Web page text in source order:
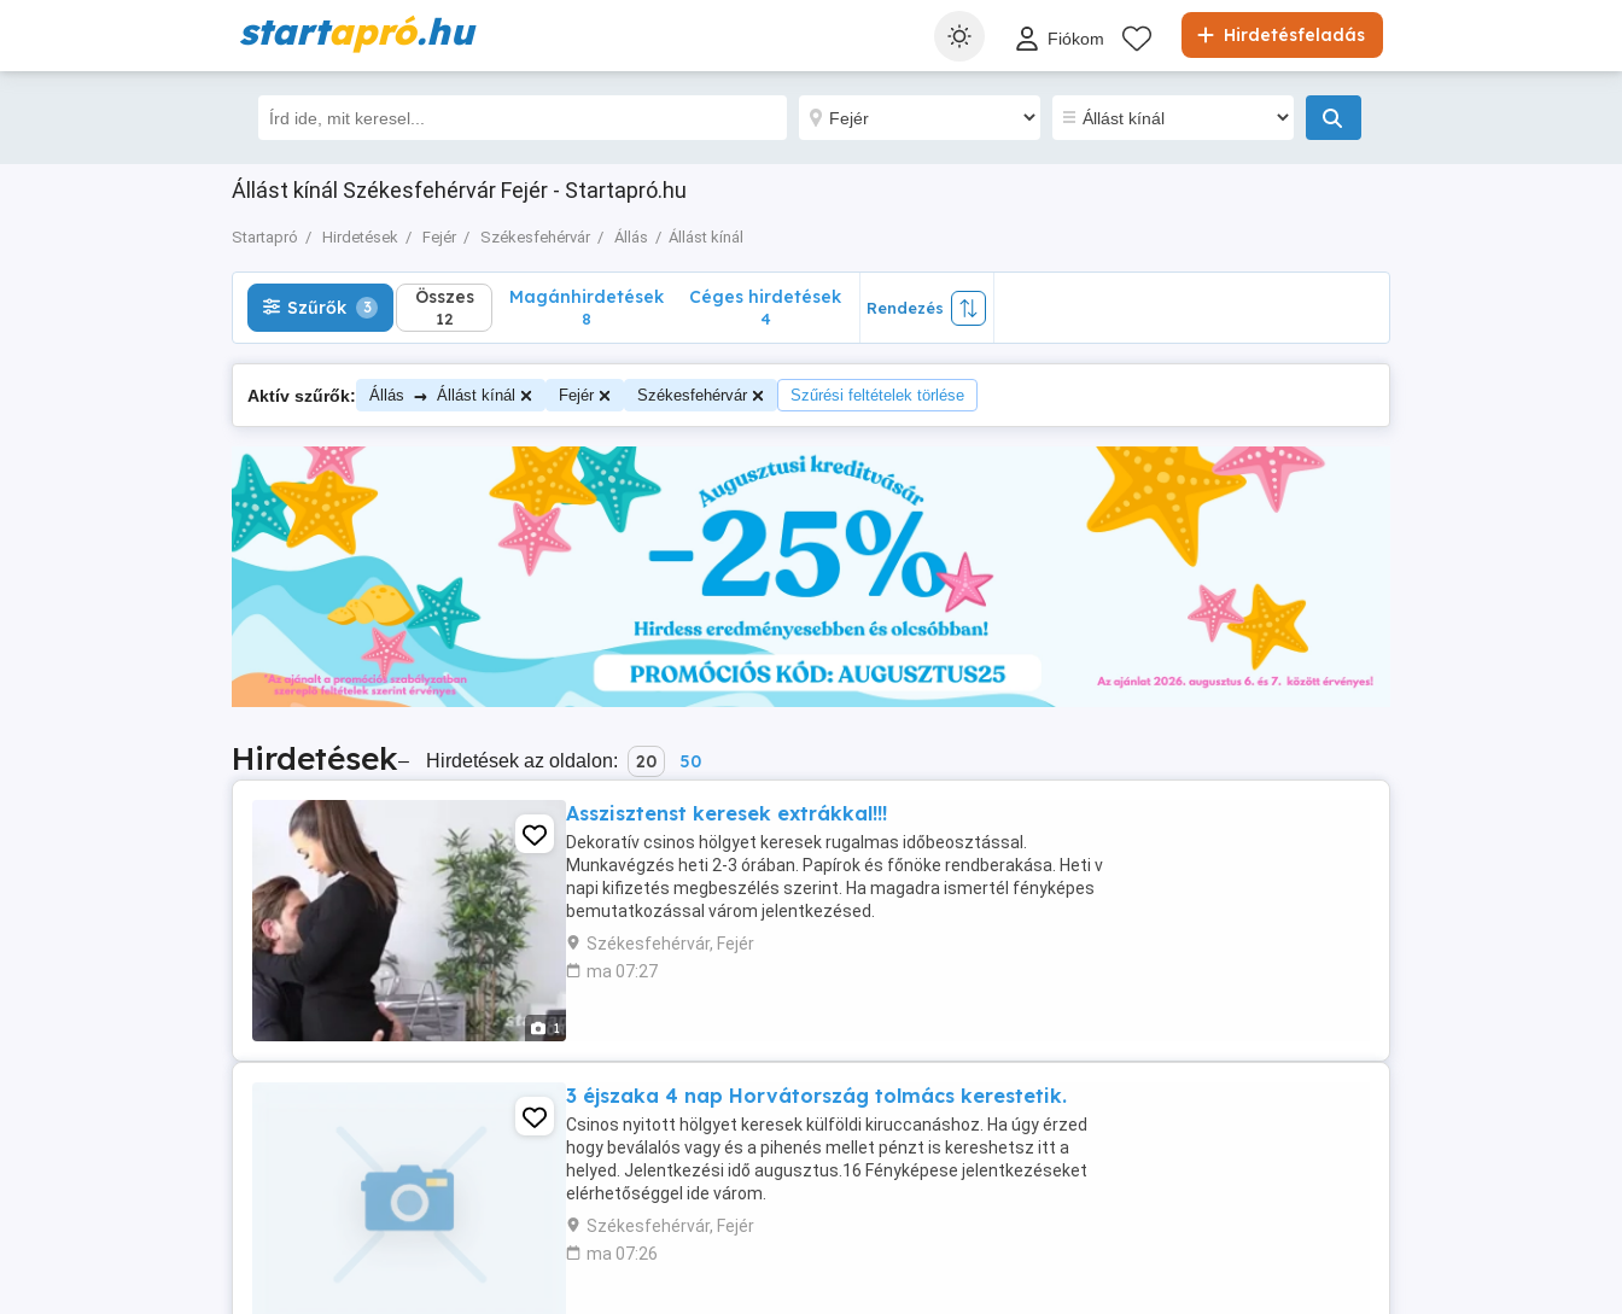
startapró.hu Hirdetésfeladás
Fiókom
Állást kínál Székesfehérvár Fejér - Startapró.hu
Startapró Hirdetések Fejér Székesfehérvár Állás Állást kínál
Szűrők 3 Összes
12
Szűrők 3 Összes
12
Magánhirdetések
8
Céges hirdetések
4
Rendezés
Aktív szűrők: Állás → Állást kínál Fejér Székesfehérvár Szűrési feltételek törlése
Hirdetések– Hirdetések az oldalon: 20 50
1
Asszisztenst keresek extrákkal!!!
Dekoratív csinos hölgyet keresek rugalmas időbeosztással.
Munkavégzés heti 2-3 órában. Papírok és főnöke rendberakása. Heti v
napi kifizetés megbeszélés szerint. Ha magadra ismertél fényképes
bemutatkozással várom jelentkezésed.
Székesfehérvár, Fejér
ma 07:27
3 éjszaka 4 nap Horvátország tolmács kerestetik.
Csinos nyitott hölgyet keresek külföldi kiruccanáshoz. Ha úgy érzed
hogy beválalós vagy és a pihenés mellet pénzt is kereshetsz itt a
helyed. Jelentkezési idő augusztus.16 Fényképese jelentkezéseket
elérhetőséggel ide várom.
Székesfehérvár, Fejér
ma 07:26